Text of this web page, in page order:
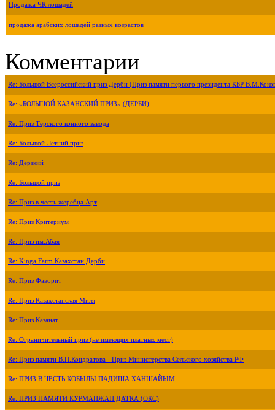
Продажа ЧК лошадей
продажа арабских лошадей разных возрастов
Комментарии
Re: Большой Всероссийский приз Дерби (Приз памяти первого президента КБР
Re: «БОЛЬШОЙ КАЗАНСКИЙ ПРИЗ» (ДЕРБИ)
Re: Приз Терского конного завода
Re: Большой Летний приз
Re: Дерзкий
Re: Большой приз
Re: Приз в честь жеребца Арт
Re: Приз Критериум
Re: Приз им.Абая
Re: Kinga Farm Казахстан Дерби
Re: Приз Фаворит
Re: Приз Казахстанская Миля
Re: Приз Казанат
Re: Ограничительный приз (не имеющих платных мест)
Re: Приз памяти В.П.Кондратова - Приз Министерства Сельского хозяйства РФ
Re: ПРИЗ В ЧЕСТЬ КОБЫЛЫ ПАДИША ХАНШАЙЫМ
Re: ПРИЗ ПАМЯТИ КУРМАНЖАН ДАТКА (ОКС)